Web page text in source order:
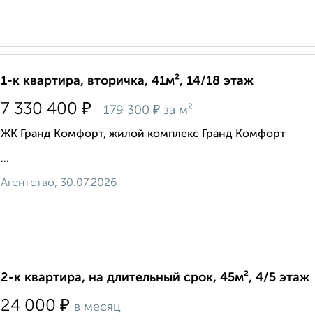
1-к квартира, вторичка, 41м², 14/18 этаж
7 330 400 ₽ 179 300 ₽ за м²
ЖК Гранд Комфорт, жилой комплекс Гранд Комфорт
...
Агентство, 30.07.2026
2-к квартира, на длительный срок, 45м², 4/5 этаж
24 000 ₽ в месяц